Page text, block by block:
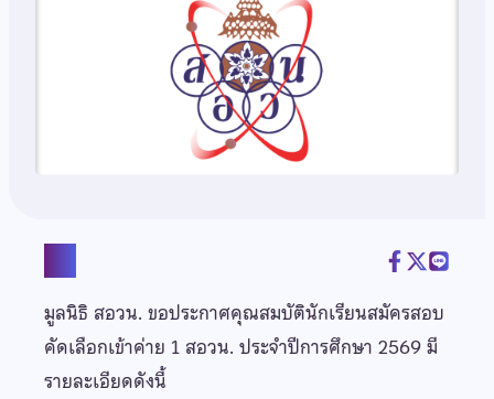
มูลนิธิ สอวน. ขอประกาศคุณสมบัตินักเรียนสมัครสอบ
คัดเลือกเข้าค่าย 1 สอวน. ประจำปีการศึกษา 2569 มี
รายละเอียดดังนี้